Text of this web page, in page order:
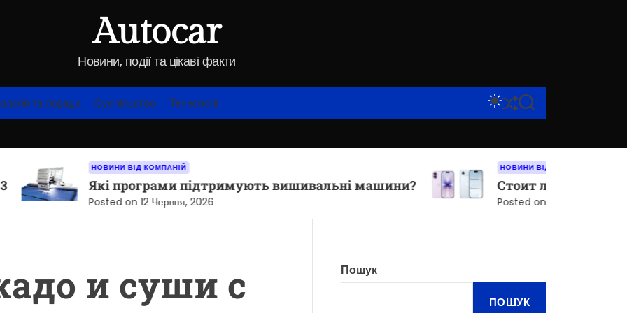
Autocar
Новини, події та цікаві факти
та поради Суспільство Технології
S
W
I
C
S
H
U
F
L
E
S
E
A
C
H
НОВИНИ ВІД КОМПАНІЙ
Які програми підтримують вишивальні машини?
Posted on 12 Червня, 2026
НОВИНИ ВІД КОМПАНІЙ
Стоит ли покупать iPhone
Posted on 9 Червня, 2026
и суши с
Пошук
ПОШУК